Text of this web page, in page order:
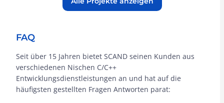
FAQ
Seit über 15 Jahren bietet SCAND seinen Kunden aus
verschiedenen Nischen C/C++
Entwicklungsdienstleistungen an und hat auf die
häufigsten gestellten Fragen Antworten parat: